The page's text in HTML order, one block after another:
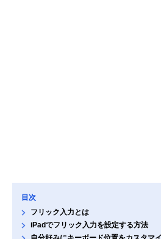
目次
フリック入力とは
iPadでフリック入力を設定する方法